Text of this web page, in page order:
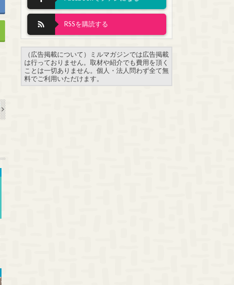
RSSを購読する
（広告掲載について）ミルマガジンでは広告掲載
は行っておりません。取材や紹介でも費用を頂く
ことは一切ありません。個人・法人問わず全て無
料でご利用いただけます。